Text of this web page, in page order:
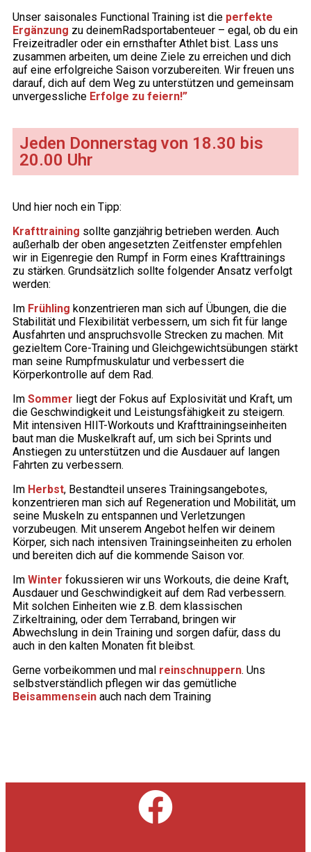
Unser saisonales Functional Training ist die perfekte
Ergänzung zu deinemRadsportabenteuer – egal, ob du ein
Freizeitradler oder ein ernsthafter Athlet bist. Lass uns
zusammen arbeiten, um deine Ziele zu erreichen und dich
auf eine erfolgreiche Saison vorzubereiten. Wir freuen uns
darauf, dich auf dem Weg zu unterstützen und gemeinsam
unvergessliche Erfolge zu feiern!”
Jeden Donnerstag von 18.30 bis
20.00 Uhr
Und hier noch ein Tipp:
Krafttraining sollte ganzjährig betrieben werden. Auch
außerhalb der oben angesetzten Zeitfenster empfehlen
wir in Eigenregie den Rumpf in Form eines Krafttrainings
zu stärken. Grundsätzlich sollte folgender Ansatz verfolgt
werden:
Im Frühling konzentrieren man sich auf Übungen, die die
Stabilität und Flexibilität verbessern, um sich fit für lange
Ausfahrten und anspruchsvolle Strecken zu machen. Mit
gezieltem Core-Training und Gleichgewichtsübungen stärkt
man seine Rumpfmuskulatur und verbessert die
Körperkontrolle auf dem Rad.
Im Sommer liegt der Fokus auf Explosivität und Kraft, um
die Geschwindigkeit und Leistungsfähigkeit zu steigern.
Mit intensiven HIIT-Workouts und Krafttrainingseinheiten
baut man die Muskelkraft auf, um sich bei Sprints und
Anstiegen zu unterstützen und die Ausdauer auf langen
Fahrten zu verbessern.
Im Herbst, Bestandteil unseres Trainingsangebotes,
konzentrieren man sich auf Regeneration und Mobilität, um
seine Muskeln zu entspannen und Verletzungen
vorzubeugen. Mit unserem Angebot helfen wir deinem
Körper, sich nach intensiven Trainingseinheiten zu erholen
und bereiten dich auf die kommende Saison vor.
Im Winter fokussieren wir uns Workouts, die deine Kraft,
Ausdauer und Geschwindigkeit auf dem Rad verbessern.
Mit solchen Einheiten wie z.B. dem klassischen
Zirkeltraining, oder dem Terraband, bringen wir
Abwechslung in dein Training und sorgen dafür, dass du
auch in den kalten Monaten fit bleibst.
Gerne vorbeikommen und mal reinschnuppern. Uns
selbstverständlich pflegen wir das gemütliche
Beisammensein auch nach dem Training